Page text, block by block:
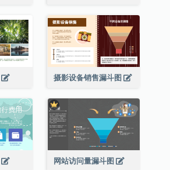
摄影设备销售漏斗图
网站访问量漏斗图